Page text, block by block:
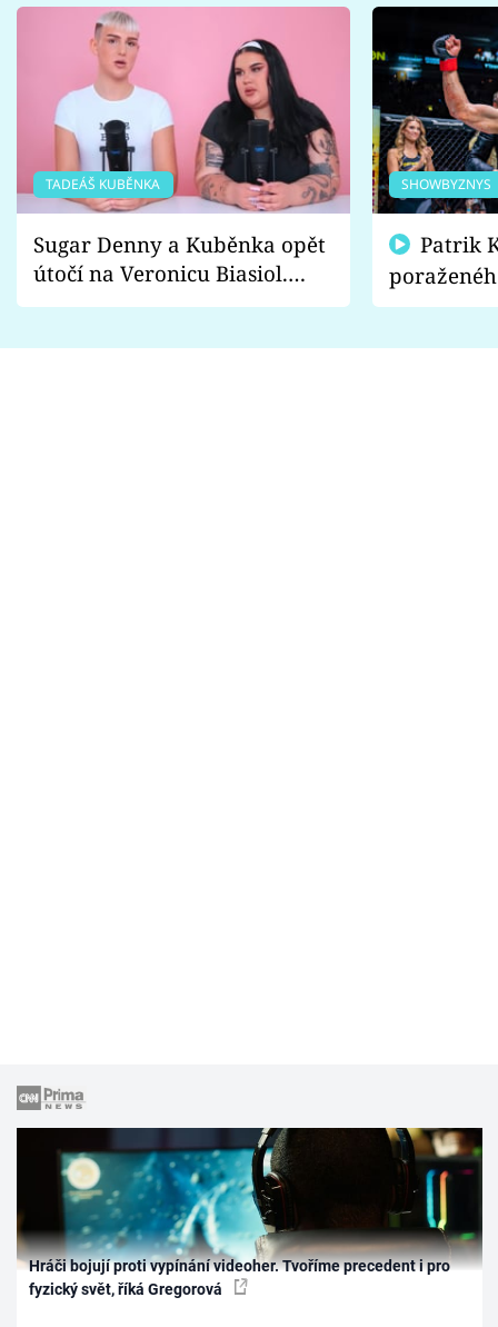
TADEÁŠ KUBĚNKA
Sugar Denny a Kuběnka opět
útočí na Veronicu Biasiol.
Proč je podle nich falešná a
SHOWBYZNYS
fanoušci
Hráči bojují proti vypínání videoher. Tvoříme precedent i pro
fyzický svět, říká Gregorová